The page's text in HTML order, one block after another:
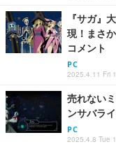
『サガ』
現！まさ
コメント
PC
2025.4.11 Fri
売れない
ンサバラ
PC
2025.4.8 Tue